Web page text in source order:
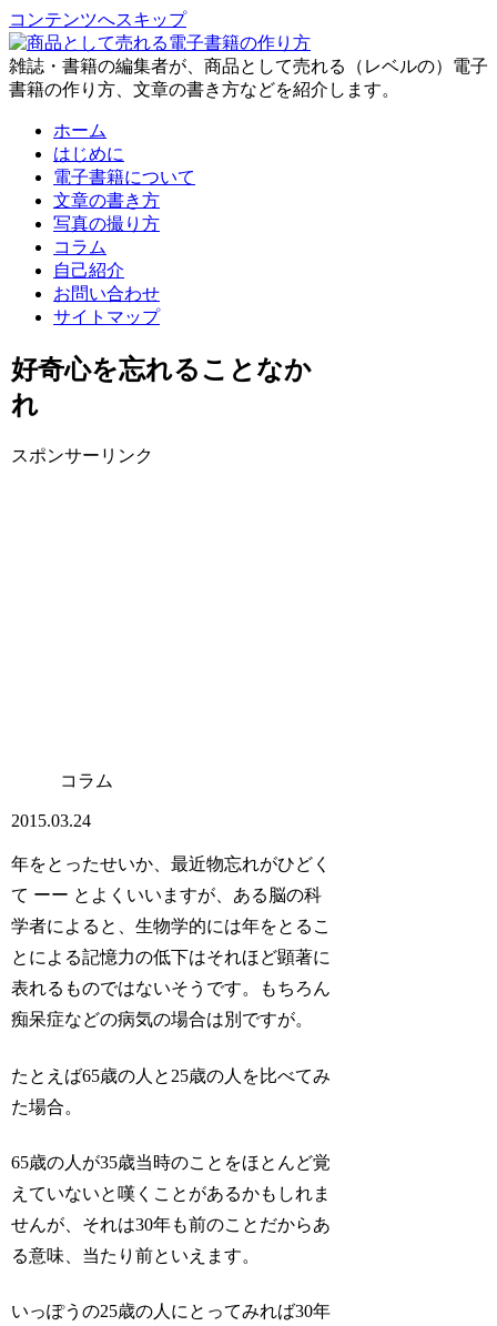
コンテンツへスキップ
雑誌・書籍の編集者が、商品として売れる（レベルの）電子
書籍の作り方、文章の書き方などを紹介します。
ホーム
はじめに
電子書籍について
文章の書き方
写真の撮り方
コラム
自己紹介
お問い合わせ
サイトマップ
好奇心を忘れることなか
れ
スポンサーリンク
コラム
2015.03.24
年をとったせいか、最近物忘れがひどく
て ーー とよくいいますが、ある脳の科
学者によると、生物学的には年をとるこ
とによる記憶力の低下はそれほど顕著に
表れるものではないそうです。もちろん
痴呆症などの病気の場合は別ですが。
たとえば65歳の人と25歳の人を比べてみ
た場合。
65歳の人が35歳当時のことをほとんど覚
えていないと嘆くことがあるかもしれま
せんが、それは30年も前のことだからあ
る意味、当たり前といえます。
いっぽうの25歳の人にとってみれば30年